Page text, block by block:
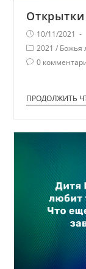
Открытки
10/11/2021
2021 / Божья
0
ПРОДОЛЖИТЬ